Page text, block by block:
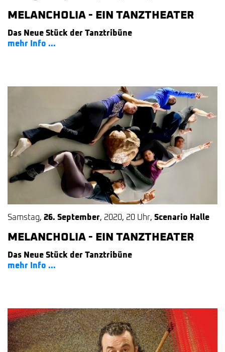
MELANCHOLIA - EIN TANZTHEATER
Das Neue Stück der Tanztribüne
mehr Info ...
Samstag, 26. September, 2020, 20 Uhr, Scenario Halle
MELANCHOLIA - EIN TANZTHEATER
Das Neue Stück der Tanztribüne
mehr Info ...